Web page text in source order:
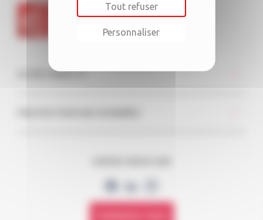
ACCÈS DIRECTS
Tout refuser
Personnaliser